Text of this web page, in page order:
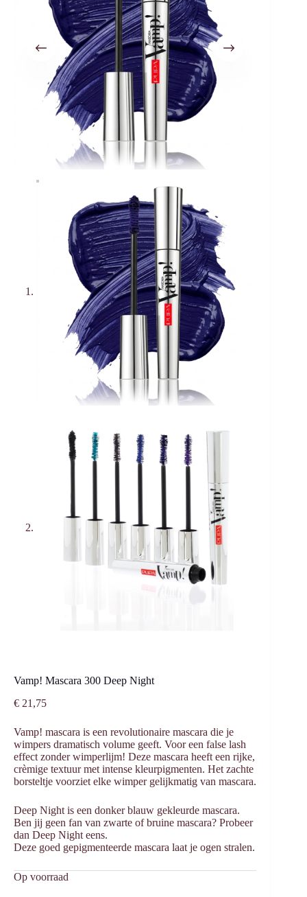
Vamp! Mascara 300 Deep Night
€ 21,75
Vamp! mascara is een revolutionaire mascara die je
wimpers dramatisch volume geeft. Voor een false lash
effect zonder wimperlijm! Deze mascara heeft een rijke,
crèmige textuur met intense kleurpigmenten. Het zachte
borsteltje voorziet elke wimper gelijkmatig van mascara.
Deep Night is een donker blauw gekleurde mascara.
Ben jij geen fan van zwarte of bruine mascara? Probeer
dan Deep Night eens.
Deze goed gepigmenteerde mascara laat je ogen stralen.
Op voorraad